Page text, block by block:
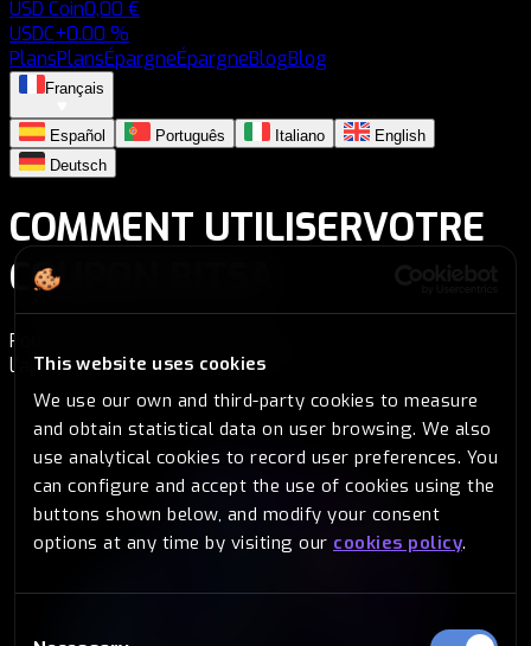
This website uses cookies
We use our own and third-party cookies to measure
and obtain statistical data on user browsing. We also
use analytical cookies to record user preferences. You
can configure and accept the use of cookies using the
buttons shown below, and modify your consent
options at any time by visiting our cookies policy.
USD Coin0,00 €
USDC+0.00 %
PlansPlansÉpargneÉpargneBlogBlog
Français
Español Português Italiano
English
Deutsch
COMMENT UTILISERVOTRE
COUPON BITSA
Pour utiliser votre coupon Bitsa, vous devez accéder à
l'application et suivre ces étapes :